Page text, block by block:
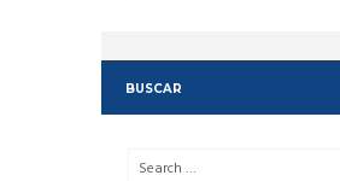
BUSCAR